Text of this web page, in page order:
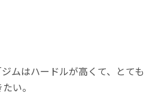
ムはハードルが高くて、とても
い。